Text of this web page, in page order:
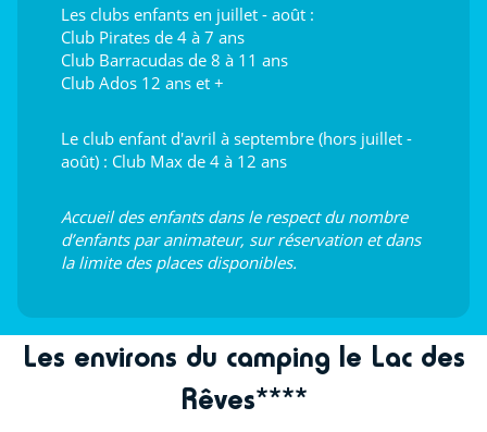
Les clubs enfants en juillet - août :
Club Pirates de 4 à 7 ans
Club Barracudas de 8 à 11 ans
Club Ados 12 ans et +
Le club enfant d'avril à septembre (hors juillet -
août) : Club Max de 4 à 12 ans
Accueil des enfants dans le respect du nombre
d’enfants par animateur, sur réservation et dans
la limite des places disponibles.
Les environs du camping le Lac des
Rêves****